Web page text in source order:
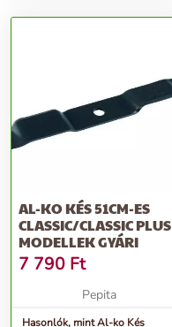
AL-KO KÉS 51CM-ES
CLASSIC/CLASSIC PLUS
MODELLEK GYÁRI
7 790 Ft
Pepita
Hasonlók, mint Al-ko Kés